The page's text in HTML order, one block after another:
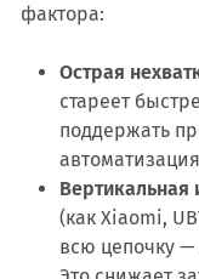
фактора:
Острая
стареет
поддержать
Вертикальная
(как Xiaomi,
всю цепочку —